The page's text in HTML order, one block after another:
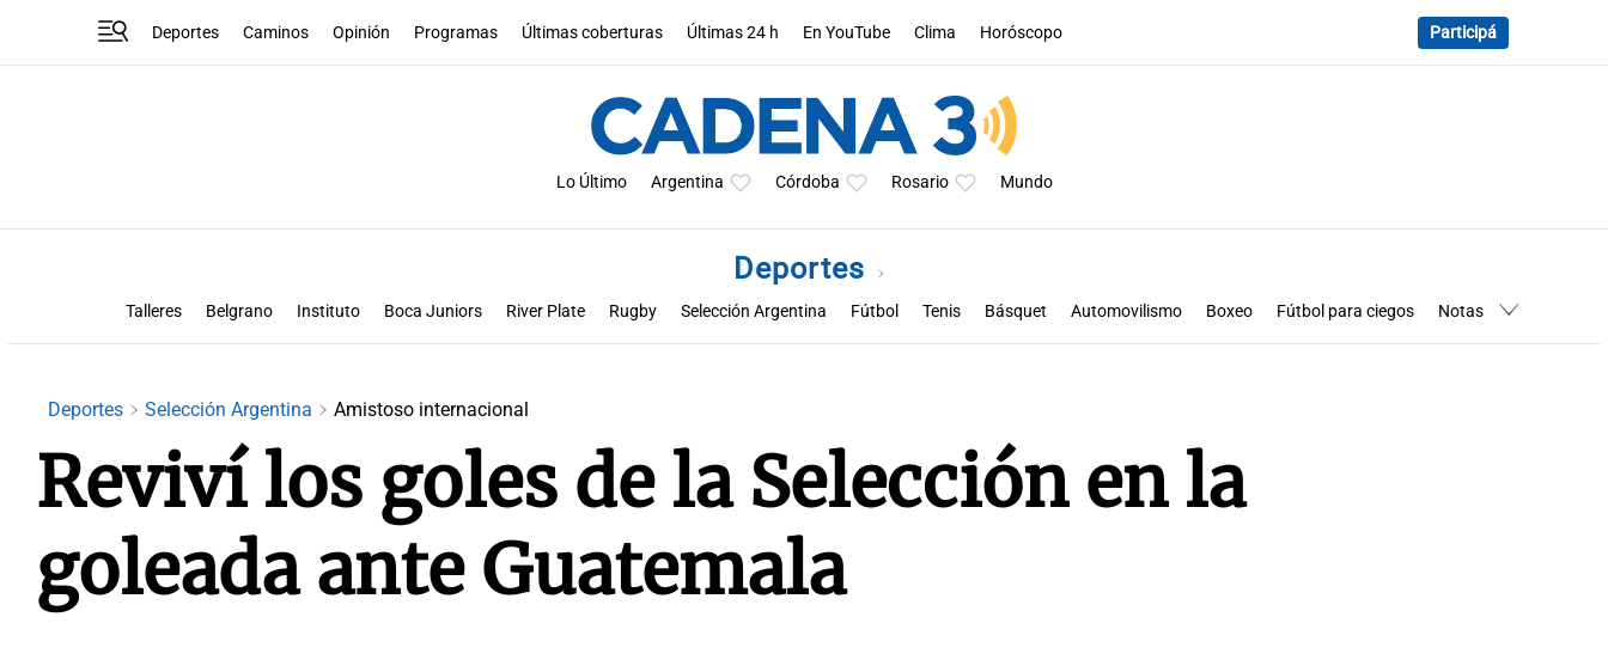
Deportes Caminos Opinión Programas Últimas coberturas Últimas 24 h En YouTube Clima Horóscopo Participá
Lo Último Argentina Córdoba Rosario Mundo
Deportes
Talleres Belgrano Instituto Boca Juniors River Plate Rugby Selección Argentina Fútbol Tenis Básquet Automovilismo Boxeo Fútbol para ciegos
Notas
Deportes Selección Argentina Amistoso internacional
Reviví los goles de la Selección en la
goleada ante Guatemala